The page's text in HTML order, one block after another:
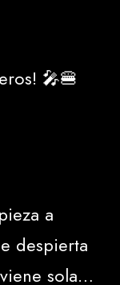
🎤🍔
a
despierta
sola…